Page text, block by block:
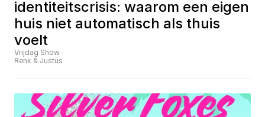
identiteitscrisis: waarom een eigen
huis niet automatisch als thuis
voelt
Vrijdag Show
Renk & Justus